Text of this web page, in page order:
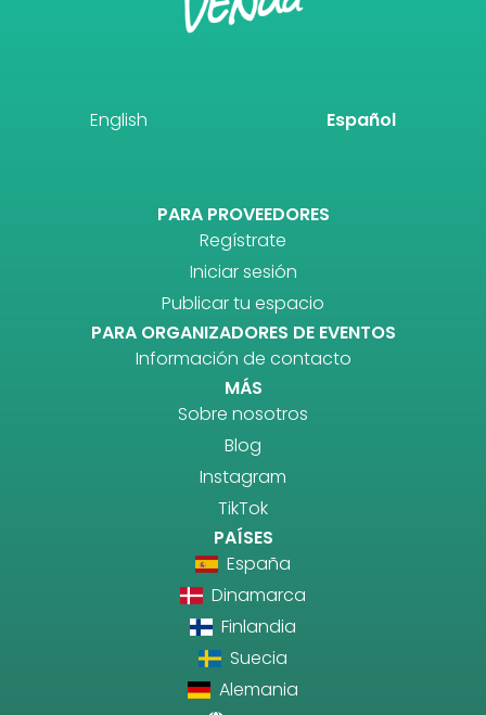
English Español
PARA PROVEEDORES
Regístrate
Iniciar sesión
Publicar tu espacio
PARA ORGANIZADORES DE EVENTOS
Información de contacto
MÁS
Sobre nosotros
Blog
Instagram
TikTok
PAÍSES
España
Dinamarca
Finlandia
Suecia
Alemania